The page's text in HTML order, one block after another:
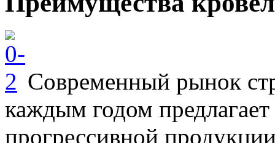
Современный рынок
каждым годом
прогрессивной